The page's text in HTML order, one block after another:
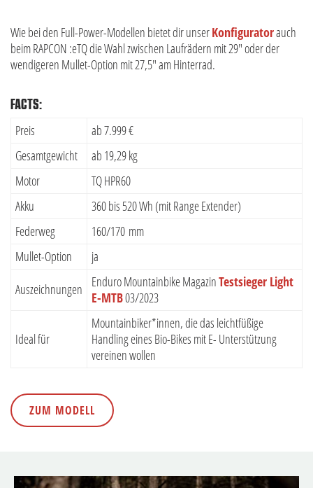
Wie bei den Full-Power-Modellen bietet dir unserKonfiguratorauch
beim RAPCON :eTQ die Wahl zwischen Laufrädern mit 29" oder der
wendigeren Mullet-Option mit 27,5" am Hinterrad.
FACTS:
Preis
ab 7.999 €
Gesamtgewicht
ab 19,29 kg
Motor
TQ HPR60
Akku
360 bis 520 Wh (mit Range Extender)
Federweg
160/170 mm
Mullet-Option
ja
Auszeichnungen
Enduro Mountainbike MagazinTestsieger Light
E-MTB03/2023
Ideal für
Mountainbiker*innen, die das leichtfüßige
Handling eines Bio-Bikes mit E- Unterstützung
vereinen wollen
ZUM MODELL